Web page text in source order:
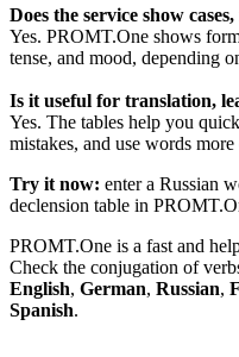
Does the service show
Yes. PROMT.One shows
tense, and mood, depending
Is it useful for translation,
Yes. The tables help you
mistakes, and use words
Try it now: enter a Russian
declension table in
PROMT.One is a fast and
Check the conjugation of
English, German, Russian,
Spanish.